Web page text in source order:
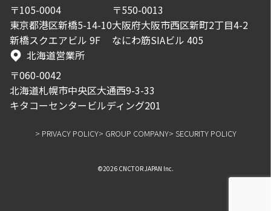
〒105-0004
東京都港区新橋5-14-10
新橋スクエアビル 9F
〒550-0013
大阪府大阪市西区新町2丁目4-2
なにわ筋SIAビル 405
北海道営業所
〒060-0042
北海道札幌市中央区大通西9-3-33
キタコーセンタービルディング201
> PRIVACY POLICY> GROUP COMPANY> SECURITY POLICY
©2026 CNCTOR JAPAN Inc.